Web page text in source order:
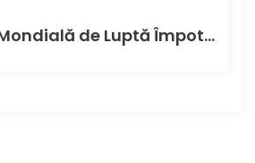
28 iulie Ziua Mondială de Luptă Împotriva Hepatitei